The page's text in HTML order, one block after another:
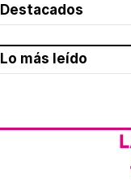
Destacados
Lo más leído